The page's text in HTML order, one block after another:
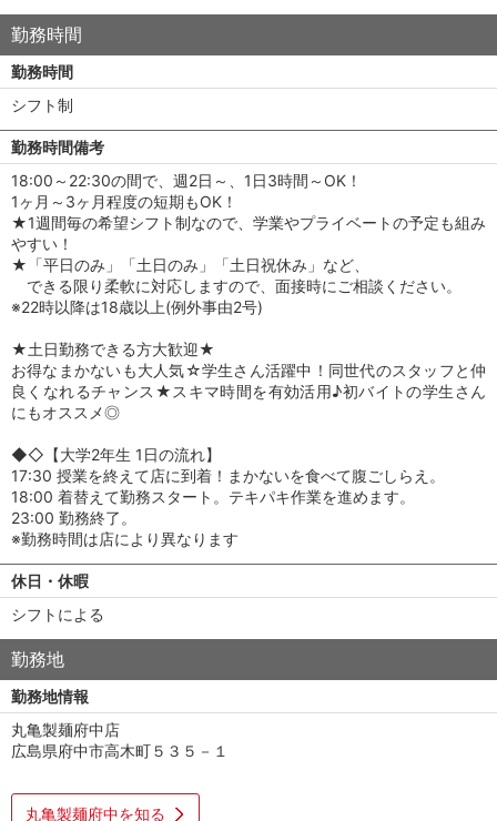
勤務時間
勤務時間
シフト制
勤務時間備考
18:00～22:30の間で、週2日～、1日3時間～OK！
1ヶ月～3ヶ月程度の短期もOK！
★1週間毎の希望シフト制なので、学業やプライベートの予定も組み
やすい！
★「平日のみ」「土日のみ」「土日祝休み」など、
できる限り柔軟に対応しますので、面接時にご相談ください。
※22時以降は18歳以上(例外事由2号)
★土日勤務できる方大歓迎★
お得なまかないも大人気☆学生さん活躍中！同世代のスタッフと仲
良くなれるチャンス★スキマ時間を有効活用♪初バイトの学生さん
にもオススメ◎
◆◇【大学2年生 1日の流れ】
17:30 授業を終えて店に到着！まかないを食べて腹ごしらえ。
18:00 着替えて勤務スタート。テキパキ作業を進めます。
23:00 勤務終了。
※勤務時間は店により異なります
休日・休暇
シフトによる
勤務地
勤務地情報
丸亀製麺府中店
広島県府中市高木町５３５－１
丸亀製麺府中を知る